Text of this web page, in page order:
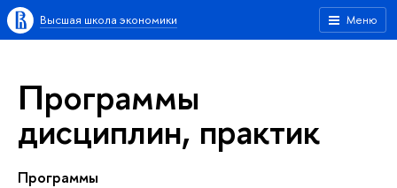
Меню
Высшая школа экономики
Программы
дисциплин, практик
Программы